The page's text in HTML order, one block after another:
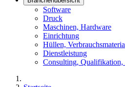
Software
Druck
Maschinen, Hardware
Einrichtung
Hüllen,
Dienstleistung
Consulting, Qualifikation,